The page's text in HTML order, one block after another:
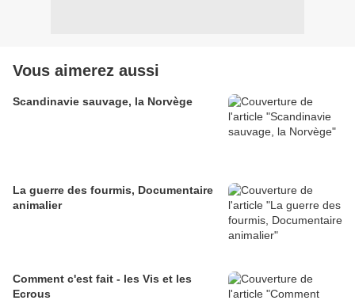
Vous aimerez aussi
Scandinavie sauvage, la Norvège
La guerre des fourmis, Documentaire
animalier
Comment c'est fait - les Vis et les
Ecrous